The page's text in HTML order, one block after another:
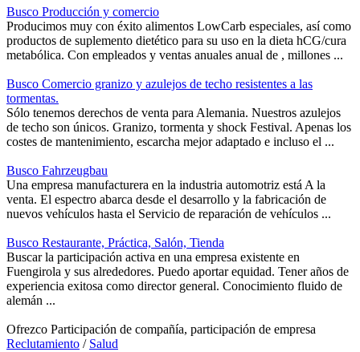
Busco Producción y comercio
Producimos muy con éxito alimentos LowCarb especiales, así como
productos de suplemento dietético para su uso en la dieta hCG/cura
metabólica. Con empleados y ventas anuales anual de , millones ...
Busco Comercio granizo y azulejos de techo resistentes a las
tormentas.
Sólo tenemos derechos de venta para Alemania. Nuestros azulejos
de techo son únicos. Granizo, tormenta y shock Festival. Apenas los
costes de mantenimiento, escarcha mejor adaptado e incluso el ...
Busco Fahrzeugbau
Una empresa manufacturera en la industria automotriz está A la
venta. El espectro abarca desde el desarrollo y la fabricación de
nuevos vehículos hasta el Servicio de reparación de vehículos ...
Busco Restaurante, Práctica, Salón, Tienda
Buscar la participación activa en una empresa existente en
Fuengirola y sus alrededores. Puedo aportar equidad. Tener años de
experiencia exitosa como director general. Conocimiento fluido de
alemán ...
Ofrezco Participación de compañía, participación de empresa
Reclutamiento / Salud